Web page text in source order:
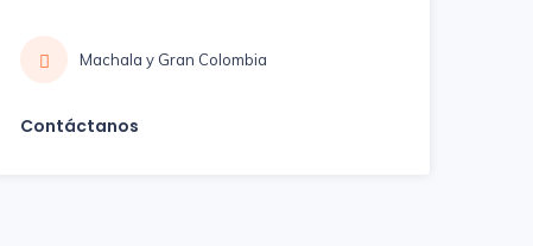
Machala y Gran Colombia
Contáctanos